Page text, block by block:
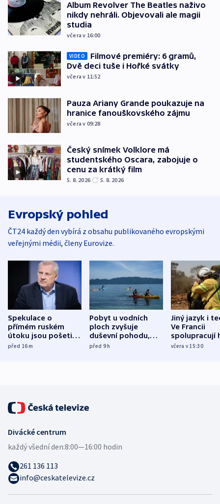
Album Revolver The Beatles naživo
nikdy nehráli. Objevovali ale magii
studia
včera v 16:00
VIDEO
Filmové premiéry: 6 gramů,
Dvě deci tuše i Hořké svátky
včera v 11:52
Pauza Ariany Grande poukazuje na
hranice fanouškovského zájmu
včera v 09:28
Český snímek Volklore má
studentského Oscara, zabojuje o
cenu za krátký film
5. 8. 2026 5. 8. 2026
Evropský pohled
ČT24 každý den vybírá z obsahu publikovaného evropskými
veřejnými médii, členy Eurovize.
Spekulace o
přímém ruském
útoku jsou pošetilé,
míní estonský
před 16m
Pobyt u vodních
ploch zvyšuje
duševní pohodu,
ukázala
před 9h
Jiný jazyk i
Ve Francii
spolupracují
různých zemí
včera v 15:30
Divácké centrum
každý všední den:8:00—16:00 hodin
261 136 113
info@ceskatelevize.cz